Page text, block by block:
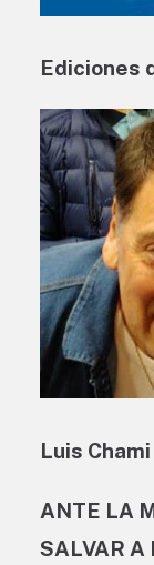
Ediciones
Luis Chami
ANTE LA
SALVAR A